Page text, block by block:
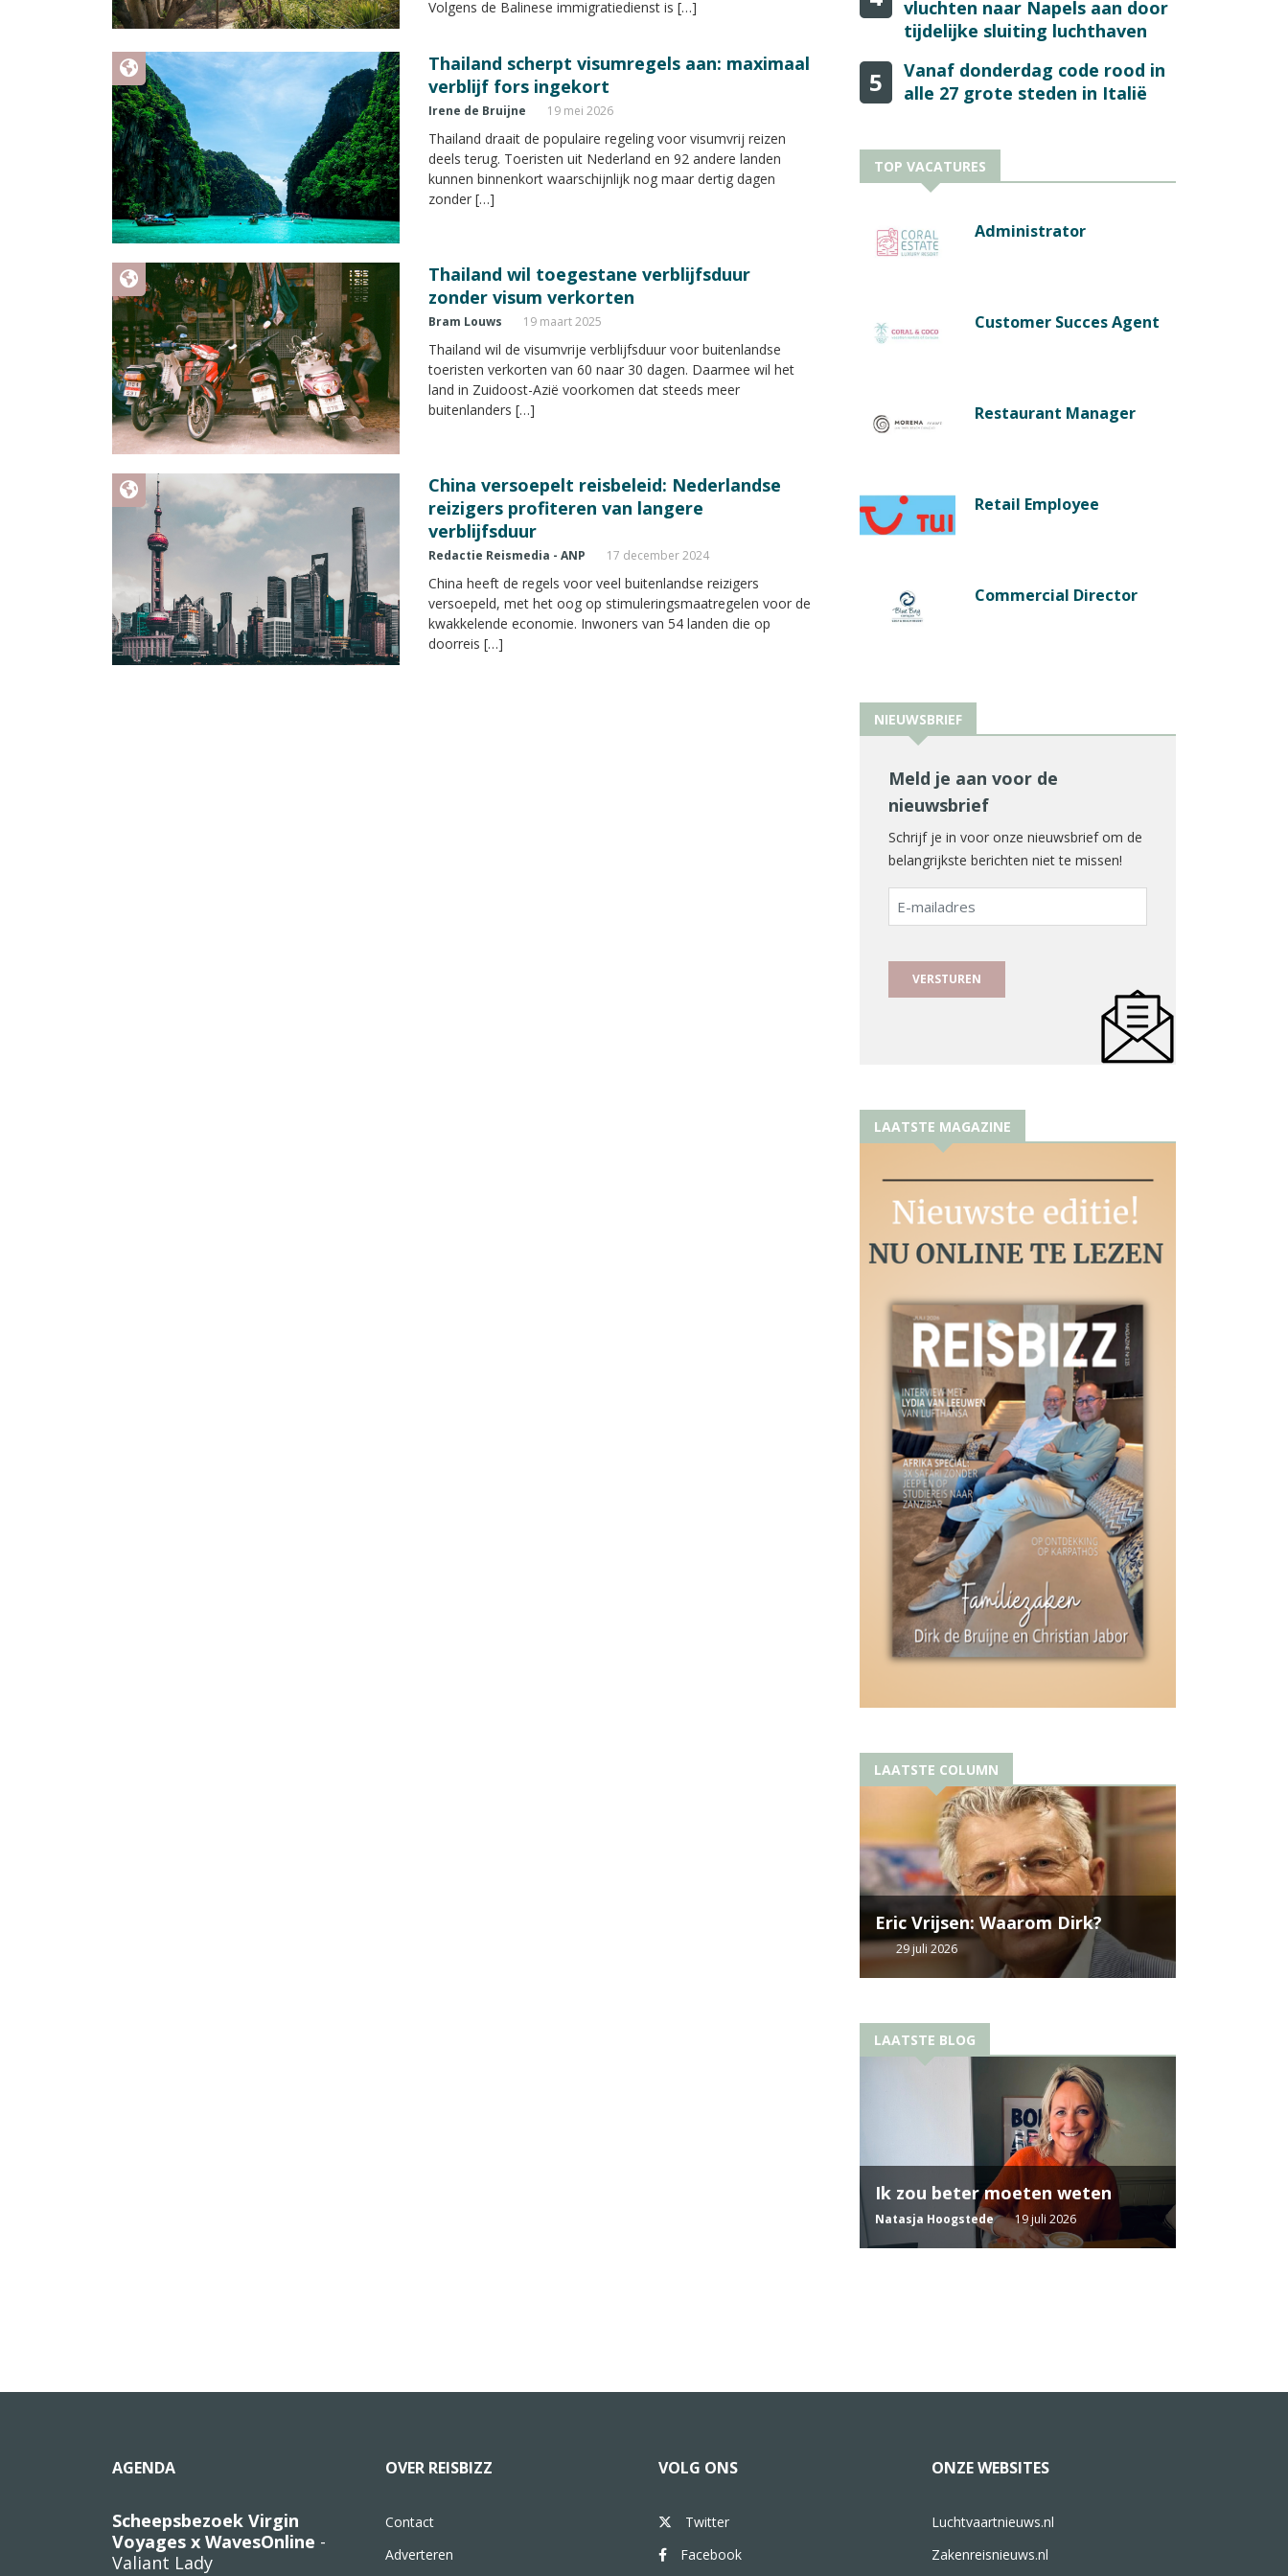
Volgens de Balinese immigratiedienst is […]
Thailand scherpt visumregels aan: maximaal
verblijf fors ingekort
Irene de Bruijne 19 mei 2026
Thailand draait de populaire regeling voor visumvrij reizen
deels terug. Toeristen uit Nederland en 92 andere landen
kunnen binnenkort waarschijnlijk nog maar dertig dagen
zonder […]
Thailand wil toegestane verblijfsduur
zonder visum verkorten
Bram Louws 19 maart 2025
Thailand wil de visumvrije verblijfsduur voor buitenlandse
toeristen verkorten van 60 naar 30 dagen. Daarmee wil het
land in Zuidoost-Azië voorkomen dat steeds meer
buitenlanders […]
China versoepelt reisbeleid: Nederlandse
reizigers profiteren van langere
verblijfsduur
Redactie Reismedia - ANP 17 december 2024
China heeft de regels voor veel buitenlandse reizigers
versoepeld, met het oog op stimuleringsmaatregelen voor de
kwakkelende economie. Inwoners van 54 landen die op
doorreis […]
vluchten naar Napels aan door
tijdelijke sluiting luchthaven
5
Vanaf donderdag code rood in
alle 27 grote steden in Italië
TOP VACATURES
Administrator
Customer Succes Agent
Restaurant Manager
Retail Employee
Commercial Director
NIEUWSBRIEF
Meld je aan voor de
nieuwsbrief
Schrijf je in voor onze nieuwsbrief om de
belangrijkste berichten niet te missen!
E-
mailadres
LAATSTE MAGAZINE
LAATSTE COLUMN
Eric Vrijsen: Waarom Dirk?
29 juli 2026
LAATSTE BLOG
Ik zou beter moeten weten
Natasja Hoogstede 19 juli 2026
AGENDA
Scheepsbezoek Virgin
Voyages x WavesOnline -
Valiant Lady
OVER REISBIZZ
Contact
Adverteren
VOLG ONS
Twitter
Facebook
ONZE WEBSITES
Luchtvaartnieuws.nl
Zakenreisnieuws.nl